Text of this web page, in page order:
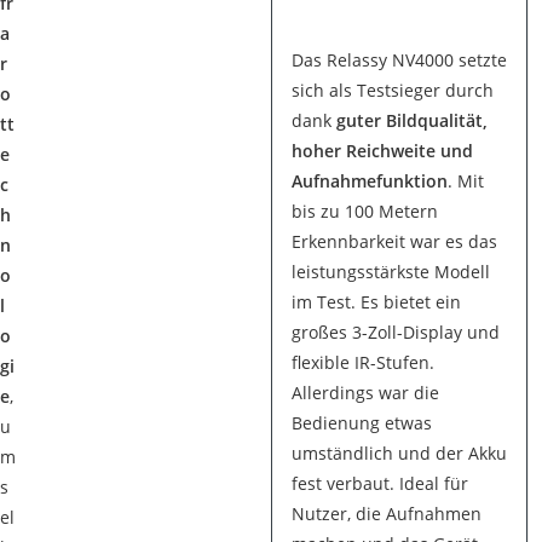
a
r
o
tt
e
c
h
n
o
l
o
gi
e,
u
m
s
el
Das Relassy NV4000 setzte
sich als Testsieger durch
dank guter Bildqualität,
hoher Reichweite und
Aufnahmefunktion. Mit
bis zu 100 Metern
Erkennbarkeit war es das
leistungsstärkste Modell
im Test. Es bietet ein
großes 3-Zoll-Display und
flexible IR-Stufen.
Allerdings war die
Bedienung etwas
umständlich und der Akku
fest verbaut. Ideal für
Nutzer, die Aufnahmen